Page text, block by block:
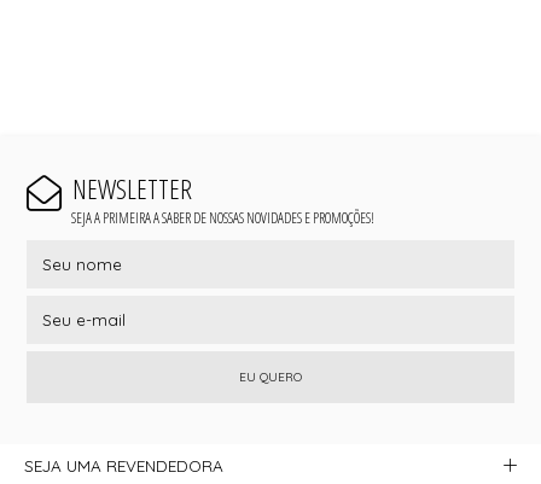
NEWSLETTER
SEJA A PRIMEIRA A SABER DE NOSSAS NOVIDADES E PROMOÇÕES!
EU QUERO
SEJA UMA REVENDEDORA